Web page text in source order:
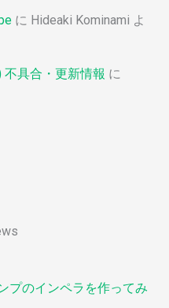
に Hideaki Kominami よ
不具合・更新情報 に
プのインペラを作ってみ